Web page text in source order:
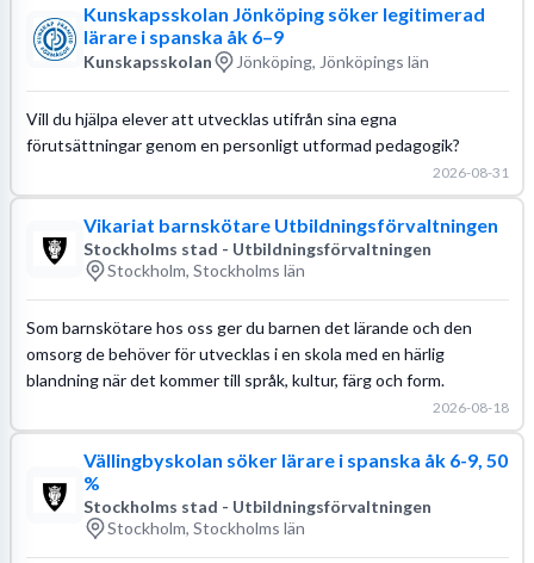
Kunskapsskolan Jönköping söker legitimerad
lärare i spanska åk 6–9
Kunskapsskolan Jönköping, Jönköpings län
Vill du hjälpa elever att utvecklas utifrån sina egna
förutsättningar genom en personligt utformad pedagogik?
2026-08-31
Vikariat barnskötare Utbildningsförvaltningen
Stockholms stad - Utbildningsförvaltningen
Stockholm, Stockholms län
Som barnskötare hos oss ger du barnen det lärande och den
omsorg de behöver för utvecklas i en skola med en härlig
blandning när det kommer till språk, kultur, färg och form.
2026-08-18
Vällingbyskolan söker lärare i spanska åk 6-9, 50
%
Stockholms stad - Utbildningsförvaltningen
Stockholm, Stockholms län